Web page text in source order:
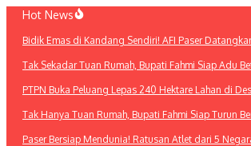
Lewati
konten
Hot News
Bidik Emas di Kandang Sendiri! AFI Paser
Tak Sekadar Tuan Rumah, Bupati Fahmi Siap Adu
PTPN Buka Peluang Lepas 240 Hektare Lahan di
Tak Hanya Tuan Rumah, Bupati Fahmi Siap Turun
Paser Bersiap Mendunia! Ratusan Atlet dari 5